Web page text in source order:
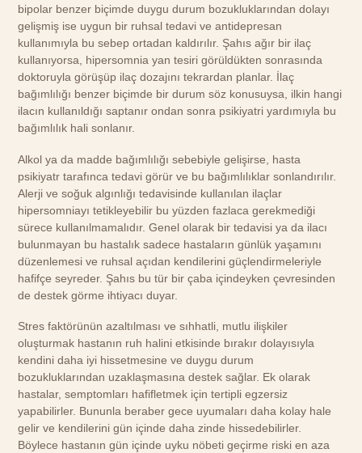
bipolar benzer biçimde duygu durum bozukluklarından dolayı
gelişmiş ise uygun bir ruhsal tedavi ve antidepresan
kullanımıyla bu sebep ortadan kaldırılır. Şahıs ağır bir ilaç
kullanıyorsa, hipersomnia yan tesiri görüldükten sonrasında
doktoruyla görüşüp ilaç dozajını tekrardan planlar. İlaç
bağımlılığı benzer biçimde bir durum söz konusuysa, ilkin hangi
ilacın kullanıldığı saptanır ondan sonra psikiyatri yardımıyla bu
bağımlılık hali sonlanır.
Alkol ya da madde bağımlılığı sebebiyle gelişirse, hasta
psikiyatr tarafınca tedavi görür ve bu bağımlılıklar sonlandırılır.
Alerji ve soğuk algınlığı tedavisinde kullanılan ilaçlar
hipersomniayı tetikleyebilir bu yüzden fazlaca gerekmediği
sürece kullanılmamalıdır. Genel olarak bir tedavisi ya da ilacı
bulunmayan bu hastalık sadece hastaların günlük yaşamını
düzenlemesi ve ruhsal açıdan kendilerini güçlendirmeleriyle
hafifçe seyreder. Şahıs bu tür bir çaba içindeyken çevresinden
de destek görme ihtiyacı duyar.
Stres faktörünün azaltılması ve sıhhatli, mutlu ilişkiler
oluşturmak hastanın ruh halini etkisinde bırakır dolayısıyla
kendini daha iyi hissetmesine ve duygu durum
bozukluklarından uzaklaşmasına destek sağlar. Ek olarak
hastalar, semptomları hafifletmek için tertipli egzersiz
yapabilirler. Bununla beraber gece uyumaları daha kolay hale
gelir ve kendilerini gün içinde daha zinde hissedebilirler.
Böylece hastanın gün içinde uyku nöbeti geçirme riski en aza